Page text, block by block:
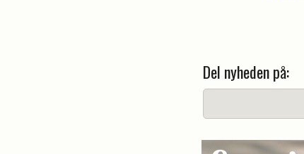
Del nyheden på: